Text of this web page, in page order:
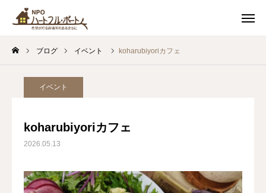
ブログ イベント koharubiyoriカフェ
イベント
koharubiyoriカフェ
2026.05.13
スケジュール
アクセス
カフェ